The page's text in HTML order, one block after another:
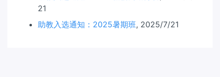
21
助教入选通知：2025暑期班, 2025/7/21